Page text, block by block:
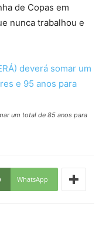
de Copas em
nunca trabalhou e
um total de 85 anos para
WhatsApp